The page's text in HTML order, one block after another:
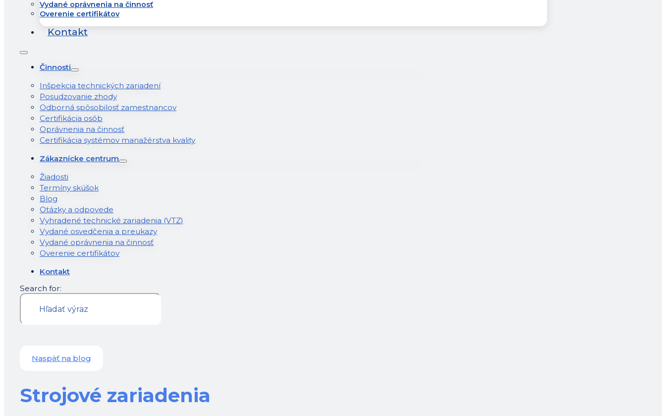
Vydané oprávnenia na činnosť
Overenie certifikátov
Kontakt
Činnosti
Inšpekcia technických zariadení
Posudzovanie zhody
Odborná spôsobilosť zamestnancov
Certifikácia osôb
Oprávnenia na činnosť
Certifikácia systémov manažérstva kvality
Zákaznícke centrum
Žiadosti
Termíny skúšok
Blog
Otázky a odpovede
Vyhradené technické zariadenia (VTZ)
Vydané osvedčenia a preukazy
Vydané oprávnenia na činnosť
Overenie certifikátov
Kontakt
Search for:
Naspäť na blog
Strojové zariadenia